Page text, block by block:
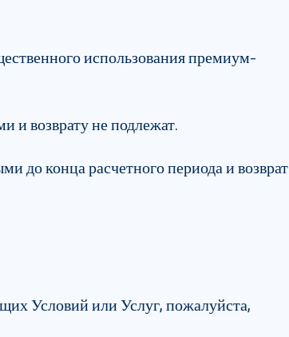
использования премиум-
и возврату не подлежат.
до конца расчетного периода и возврат
Условий или Услуг, пожалуйста,